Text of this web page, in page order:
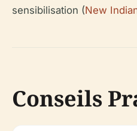
sensibilisation (New
Conseils